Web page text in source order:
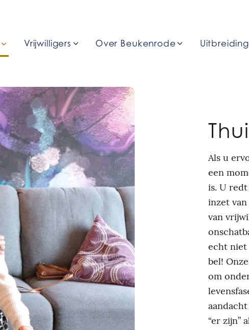
Vrijwilligers Over Beukenrode Uitbreiding
Als u
een
is. U
inzet
van
echt niet
bel!
om
“er zijn”